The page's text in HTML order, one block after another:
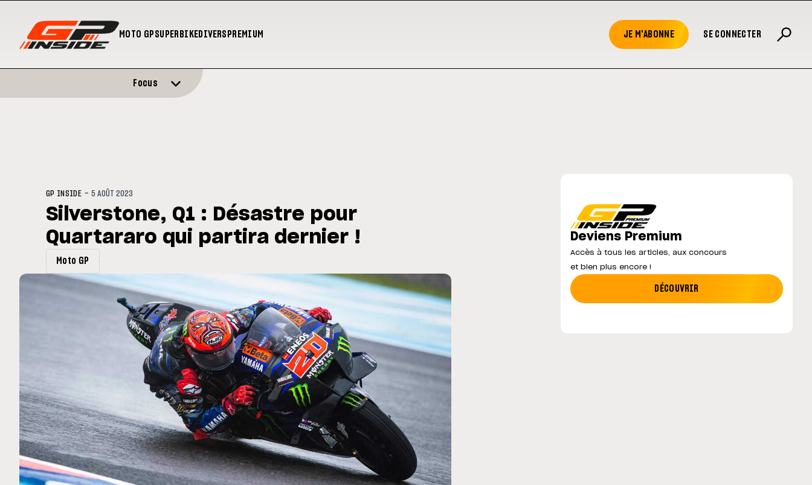
MOTO GPSUPERBIKEDIVERS PREMIUM JE M'ABONNE SE CONNECTER
club spécial dans
Silverstone : Horaires et Programme du GP de
Grande-Bretagne
MOTO GP
Zarco évite l'opération et vise un retour en
septembre
MotoGP : les cinq constructeurs signent un
Focus
GP INSIDE -5 AOÛT 2023
Silverstone, Q1 : Désastre pour
Quartararo qui partira dernier !
Moto GP
Deviens Premium
Accès à tous les articles, aux concours
et bien plus encore !
DÉCOUVRIR